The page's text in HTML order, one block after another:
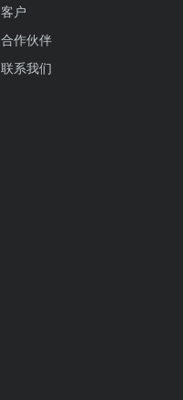
客户
合作伙伴
联系我们